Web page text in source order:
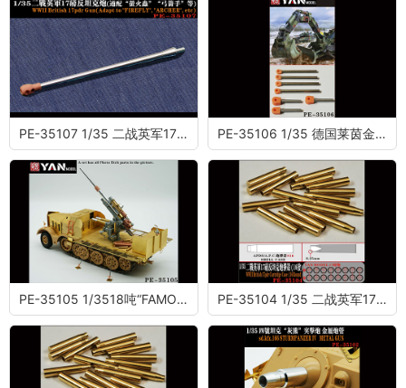
PE-35107 1/35 二战英军17磅反坦克炮(适配“萤火虫”“弓箭手”等) PE-35106 1/35 德国莱茵金属“棕熊”装甲工程车 液压杆 (配边境BT-011)
PE-35105 1/3518吨“FAMO”(sd.kfz.9)与FLAK 37炮 (配田宫与边境) PE-35104 1/35 二战英军17磅反坦克炮弹壳 (16发)